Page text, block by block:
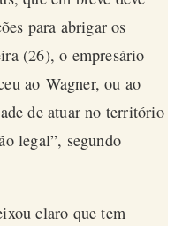
para abrigar os
(26), o empresário
ao Wagner, ou ao
de atuar no território
legal”, segundo
claro que tem